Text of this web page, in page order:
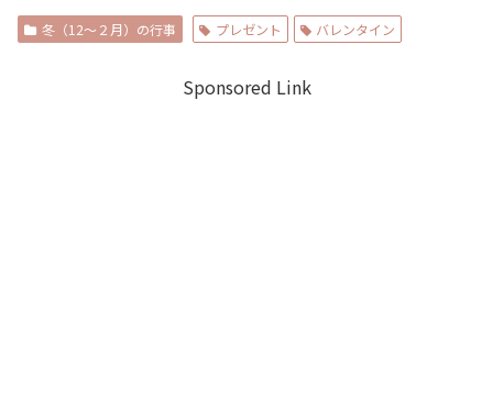
冬（12～２月）の行事 プレゼント バレンタイン
Sponsored Link